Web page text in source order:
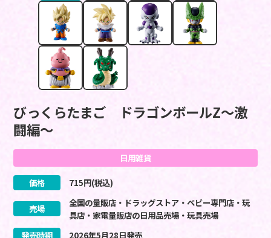
びっくらたまご ドラゴンボールZ～激
闘編～
日用雑貨
価格 715円(税込)
売場
全国の量販店・ドラッグストア・ベビー専門店・玩
具店・家電量販店の日用品売場・玩具売場
発売時期
2026年5月28日発売